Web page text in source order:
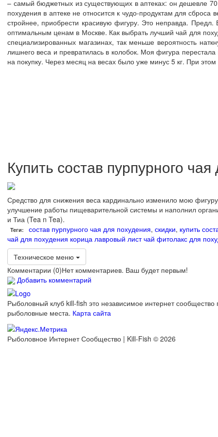
– самый бюджетных из существующих в аптеках: он дешевле
похудения в аптеке не относится к чудо-продуктам для
стройнее, приобрести красивую фигуру. Это неправда.
оптимальным ценам в Москве. Как выбрать лучший чай для
специализированных магазинах, так меньше вероятность
лишнего веса и превратилась в колобок. Моя фигура
на покупку. Через месяц на весах было уже минус 5 кг. При
Купить состав пурпурного
Средство для снижения веса кардинально изменило мою
улучшение работы пищеварительной системы и наполнил
и Тиа (Tea n Tea).
Теги: состав пурпурного чая для похудения, скидки, купить
чай для похудения корица лавровый лист чай фитолакс для
Техническое меню
Комментарии (0)Нет комментариев. Ваш будет первым!
Добавить комментарий
Рыболовный клуб kill-fish это независимое интернет сообщество
рыболовные места. Карта сайта
Рыболовное Интернет Сообщество | Kill-Fish © 2026